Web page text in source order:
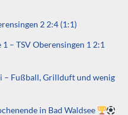
2 2:4 (1:1)
– TSV Oberensingen 1 2:1
– Fußball, Grillduft und wenig
in Bad Waldsee